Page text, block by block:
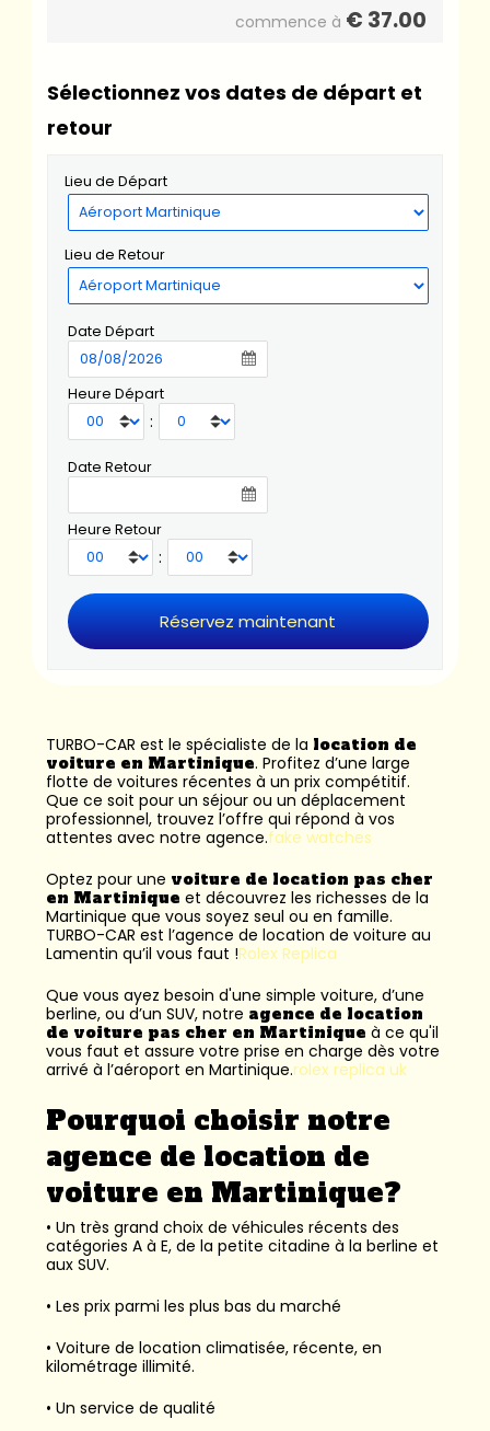
commence à € 37.00
Sélectionnez vos dates de départ et
retour
Lieu de Départ
Lieu de Retour
Date Départ
Heure Départ
:
Date Retour
Heure Retour
:
TURBO-CAR est le spécialiste de la location de
voiture en Martinique. Profitez d’une large
flotte de voitures récentes à un prix compétitif.
Que ce soit pour un séjour ou un déplacement
professionnel, trouvez l’offre qui répond à vos
attentes avec notre agence.fake watches
Optez pour une voiture de location pas cher
en Martinique et découvrez les richesses de la
Martinique que vous soyez seul ou en famille.
TURBO-CAR est l’agence de location de voiture au
Lamentin qu’il vous faut !Rolex Replica
Que vous ayez besoin d'une simple voiture, d’une
berline, ou d’un SUV, notre agence de location
de voiture pas cher en Martinique à ce qu'il
vous faut et assure votre prise en charge dès votre
arrivé à l’aéroport en Martinique.rolex replica uk
Pourquoi choisir notre
agence de location de
voiture en Martinique?
• Un très grand choix de véhicules récents des
catégories A à E, de la petite citadine à la berline et
aux SUV.
• Les prix parmi les plus bas du marché
• Voiture de location climatisée, récente, en
kilométrage illimité.
• Un service de qualité